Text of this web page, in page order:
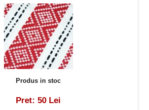
Produs in stoc
Pret: 50 Lei